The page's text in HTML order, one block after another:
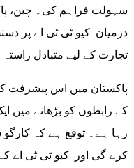
سہولت فراہم کی۔ چین،
درمیان کیو ٹی ٹی اے پر
تجارت کے لیے متبادل
پاکستان میں اس پیشرفت
کے رابطوں کو بڑھانے میں
رہا ہے۔ توقع ہے کہ
کرے گی اور کیو ٹی ٹی اے کے